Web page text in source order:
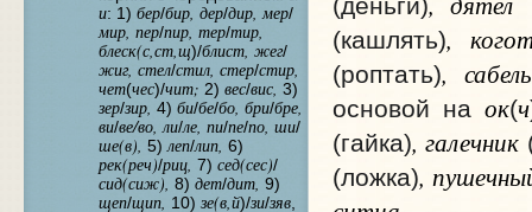
и: 1) бер/бир, дер/дир, мер/
мир, пер/пир, тер/тир,
блеск(с,ст,щ)/блист, жег/
жиг, стел/стил, стер/стир,
чет(чес)/чит; 2) вес/вис, 3)
зер/зир, 4) би/бе/бо, бри/бре,
ви/ве/во, ли/ле, пи/пе/по, ши/
ше(в), 5) леп/лип, 6)
рек(реч)/риц, 7) сед(сес)/
сид(сиж), 8) дет/дит, 9)
щеп/щип, 10) зе(в,й)/зи/зяв,
(деньги)
(кашлять),
(роптать),
основой на ок(ч
(гайка), галечник
(ложка),